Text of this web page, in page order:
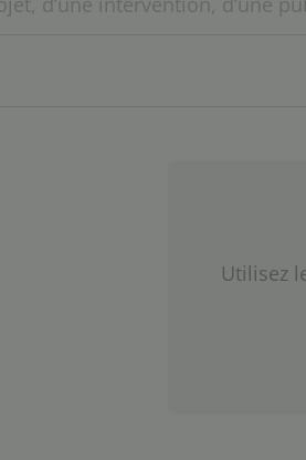
Utilisez